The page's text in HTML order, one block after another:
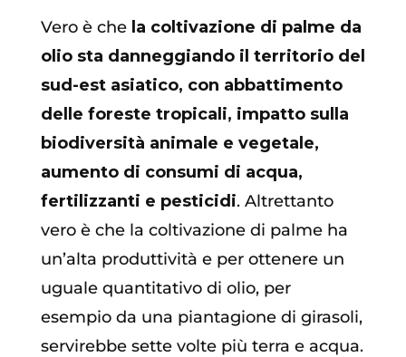
Vero è che la coltivazione di palme da
olio sta danneggiando il territorio del
sud-est asiatico, con abbattimento
delle foreste tropicali, impatto sulla
biodiversità animale e vegetale,
aumento di consumi di acqua,
fertilizzanti e pesticidi. Altrettanto
vero è che la coltivazione di palme ha
un’alta produttività e per ottenere un
uguale quantitativo di olio, per
esempio da una piantagione di girasoli,
servirebbe sette volte più terra e acqua.